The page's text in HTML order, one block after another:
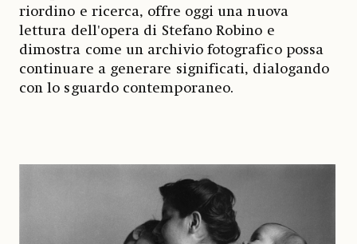
riordino e ricerca, offre oggi una nuova
lettura dell'opera di Stefano Robino e
dimostra come un archivio fotografico possa
continuare a generare significati, dialogando
con lo sguardo contemporaneo.